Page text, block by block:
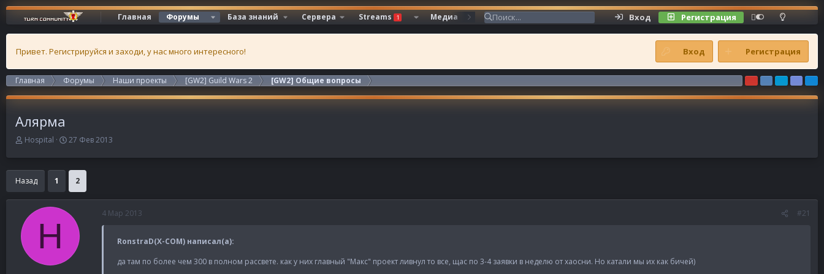
Главная Форумы База знаний Сервера Streams 1 Медиа Ресурсы Вход Регистрация
Привет. Регистрируйся и заходи, у нас много интересного! Вход Регистрация
Главная Форумы Наши проекты [GW2] Guild Wars 2 [GW2] Общие вопросы
Алярма
А
т
о
р
т
м
Hospital
Д
т
а
а
а
27 Фев 2013
Назад 1 2
H
4 Мар 2013 #21
RonstraD(X-COM) написал(а):
да там по более чем 300 в полном рассвете. как у них главный "Макс" проект ливнул то все, щас по 3-4 заявки в неделю от хаосни. Но катали мы их как бичей)